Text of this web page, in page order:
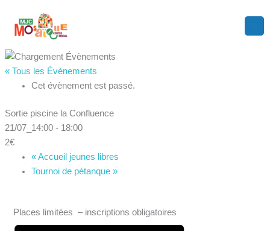
contenu
« Tous les Évènements
Cet évènement est passé.
Sortie piscine la Confluence
21/07_14:00- 18:00
2€
«Accueil jeunes libres
Tournoi de pétanque »
Places limitées – inscriptions obligatoires